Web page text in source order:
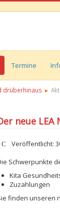
Termine
drüberhinaus
neue
Veröffentlicht:
Schwerpunkte
Kita
Zuzahlungen
finden unseren